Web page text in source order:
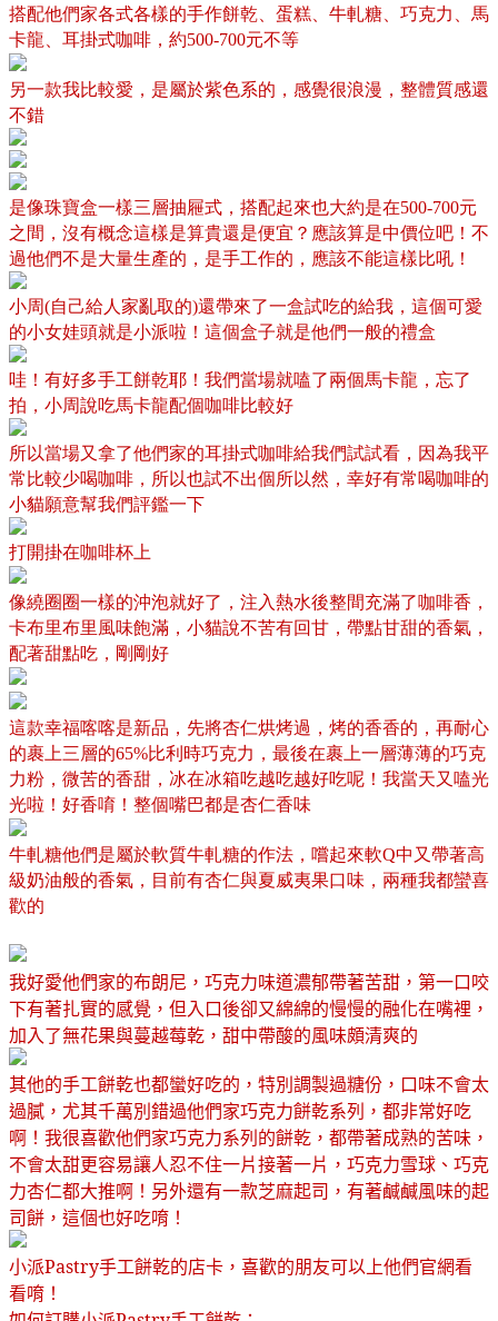
搭配他們家各式各樣的手作餅乾、蛋糕、牛軋糖、巧克力、馬
卡龍、耳掛式咖啡，約500-700元不等
另一款我比較愛，是屬於紫色系的，感覺很浪漫，整體質感還
不錯
是像珠寶盒一樣三層抽屜式，搭配起來也大約是在500-700元
之間，沒有概念這樣是算貴還是便宜？應該算是中價位吧！不
過他們不是大量生產的，是手工作的，應該不能這樣比吼！
小周(自己給人家亂取的)還帶來了一盒試吃的給我，這個可愛
的小女娃頭就是小派啦！這個盒子就是他們一般的禮盒
哇！有好多手工餅乾耶！我們當場就嗑了兩個馬卡龍，忘了
拍，小周說吃馬卡龍配個咖啡比較好
所以當場又拿了他們家的耳掛式咖啡給我們試試看，因為我平
常比較少喝咖啡，所以也試不出個所以然，幸好有常喝咖啡的
小貓願意幫我們評鑑一下
打開掛在咖啡杯上
像繞圈圈一樣的沖泡就好了，注入熱水後整間充滿了咖啡香，
卡布里布里風味飽滿，小貓說不苦有回甘，帶點甘甜的香氣，
配著甜點吃，剛剛好
這款幸福喀喀是新品，先將杏仁烘烤過，烤的香香的，再耐心
的裹上三層的65%比利時巧克力，最後在裹上一層薄薄的巧克
力粉，微苦的香甜，冰在冰箱吃越吃越好吃呢！我當天又嗑光
光啦！好香唷！整個嘴巴都是杏仁香味
牛軋糖他們是屬於軟質牛軋糖的作法，嚐起來軟Q中又帶著高
級奶油般的香氣，目前有杏仁與夏威夷果口味，兩種我都蠻喜
歡的
我好愛他們家的布朗尼，巧克力味道濃郁帶著苦甜，第一口咬
下有著扎實的感覺，但入口後卻又綿綿的慢慢的融化在嘴裡，
加入了無花果與蔓越莓乾，甜中帶酸的風味頗清爽的
其他的手工餅乾也都蠻好吃的，特別調製過糖份，口味不會太
過膩，尤其千萬別錯過他們家巧克力餅乾系列，都非常好吃
啊！我很喜歡他們家巧克力系列的餅乾，都帶著成熟的苦味，
不會太甜更容易讓人忍不住一片接著一片，巧克力雪球、巧克
力杏仁都大推啊！另外還有一款芝麻起司，有著鹹鹹風味的起
司餅，這個也好吃唷！
小派Pastry手工餅乾的店卡，喜歡的朋友可以上他們官網看
看唷！